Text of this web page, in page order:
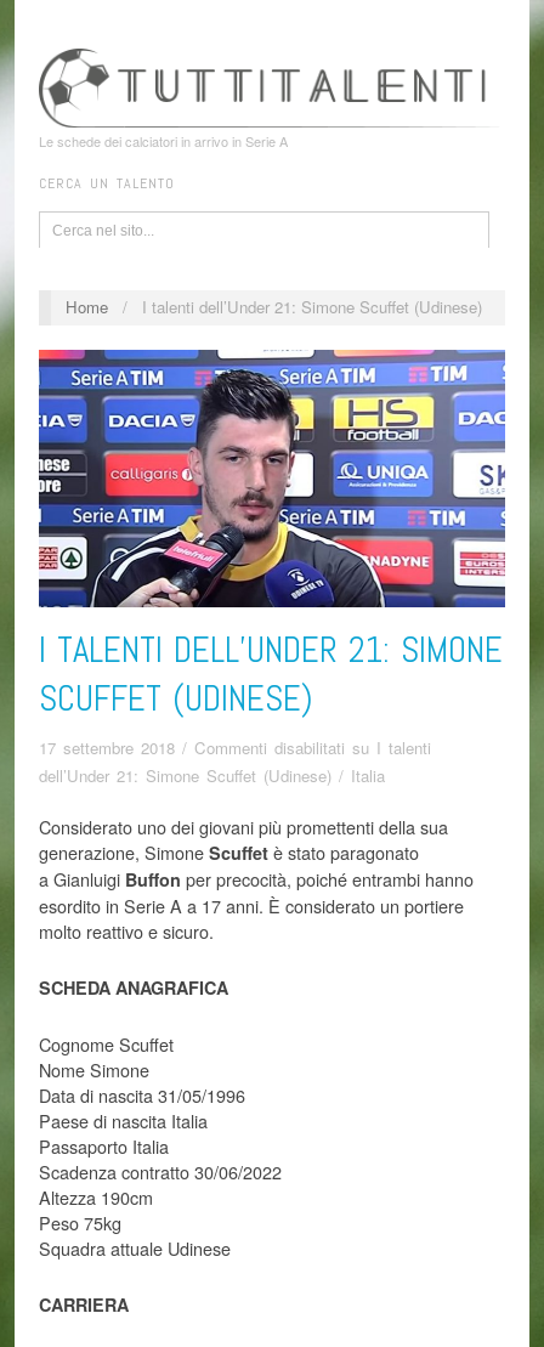
Le schede dei calciatori in arrivo in Serie A
CERCA UN TALENTO
Home / I talenti dell’Under 21: Simone Scuffet (Udinese)
I TALENTI DELL’UNDER 21: SIMONE
SCUFFET (UDINESE)
17 settembre 2018 / Commenti disabilitati su I talenti
dell’Under 21: Simone Scuffet (Udinese) / Italia
Considerato uno dei giovani più promettenti della sua
generazione, SimoneScuffet è stato paragonato
a Gianluigi Buffon per precocità, poiché entrambi hanno
esordito in Serie A a 17 anni. È considerato un portiere
molto reattivo e sicuro.
SCHEDA ANAGRAFICA
Cognome Scuffet
Nome Simone
Data di nascita 31/05/1996
Paese di nascita Italia
Passaporto Italia
Scadenza contratto 30/06/2022
Altezza 190cm
Peso 75kg
Squadra attuale Udinese
CARRIERA